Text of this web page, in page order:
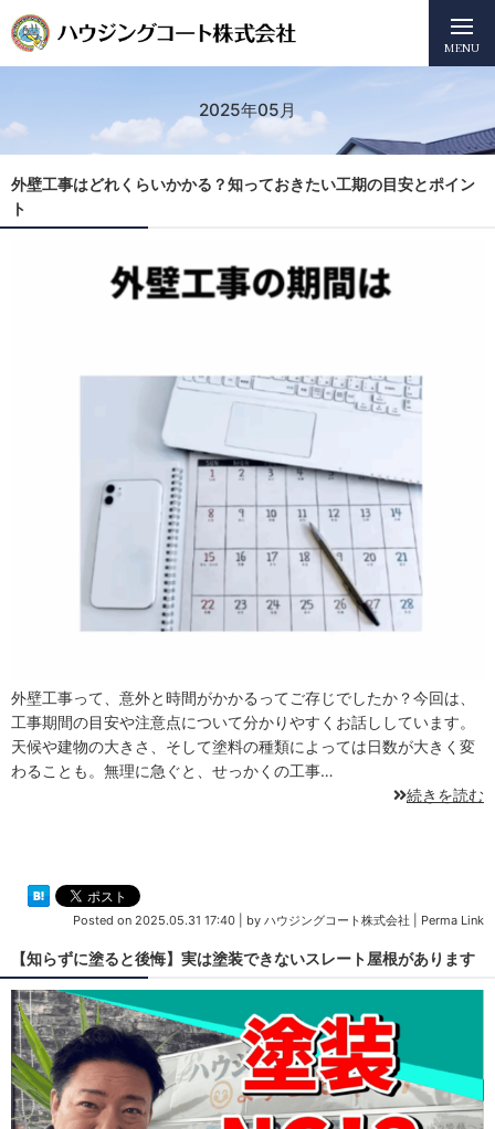
MENU
2025年05月
外壁工事はどれくらいかかる？知っておきたい工期の目安とポイン
ト
外壁工事って、意外と時間がかかるってご存じでしたか？今回は、
工事期間の目安や注意点について分かりやすくお話ししています。
天候や建物の大きさ、そして塗料の種類によっては日数が大きく変
わることも。無理に急ぐと、せっかくの工事…
続きを読む
Posted on 2025.05.31 17:40 by ハウジングコート株式会社 Perma Link
【知らずに塗ると後悔】実は塗装できないスレート屋根があります